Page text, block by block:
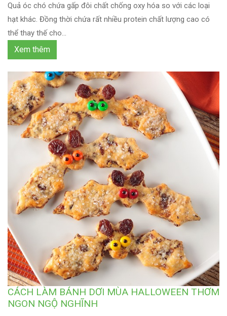
Quả óc chó chứa gấp đôi chất chống oxy hóa so với các loại
hạt khác. Đồng thời chứa rất nhiều protein chất lượng cao có
thể thay thế cho...
Xem thêm
CÁCH LÀM BÁNH DƠI MÙA HALLOWEEN THƠM
NGON NGỘ NGHĨNH